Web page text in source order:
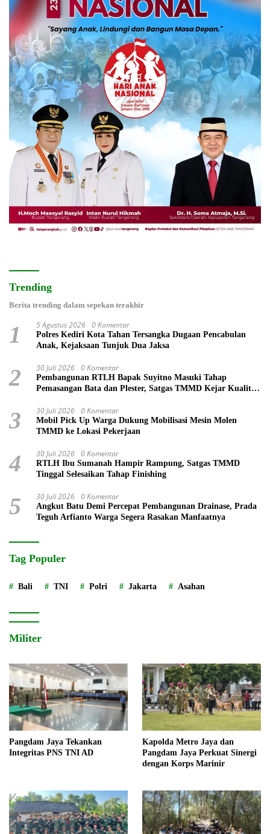
Trending
Berita trending dalam sepekan terakhir
1 5 Agustus 2026 0 Komentar
Polres Kediri Kota Tahan Tersangka Dugaan Pencabulan
Anak, Kejaksaan Tunjuk Dua Jaksa
2 30 Juli 2026 0 Komentar
Pembangunan RTLH Bapak Suyitno Masuki Tahap
Pemasangan Bata dan Plester, Satgas TMMD Kejar Kualitas
3 30 Juli 2026 0 Komentar
Mobil Pick Up Warga Dukung Mobilisasi Mesin Molen
TMMD ke Lokasi Pekerjaan
4 30 Juli 2026 0 Komentar
RTLH Ibu Sumanah Hampir Rampung, Satgas TMMD
Tinggal Selesaikan Tahap Finishing
5 30 Juli 2026 0 Komentar
Angkut Batu Demi Percepat Pembangunan Drainase, Prada
Teguh Arfianto Warga Segera Rasakan Manfaatnya
Tag Populer
Bali TNI Polri Jakarta Asahan
Militer
Pangdam Jaya Tekankan
Integritas PNS TNI AD
Kapolda Metro Jaya dan
Pangdam Jaya Perkuat Sinergi
dengan Korps Marinir